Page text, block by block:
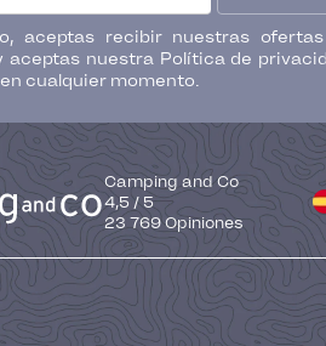
aceptas recibir nuestras
aceptas nuestra Política de
cualquier momento.
Camping and Co
4,5 / 5
23 769 Opiniones